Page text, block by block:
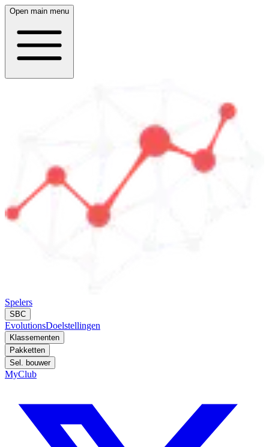
Open main menu
Spelers
SBC
EvolutionsDoelstellingen
Klassementen
Pakketten
Sel. bouwer
MyClub